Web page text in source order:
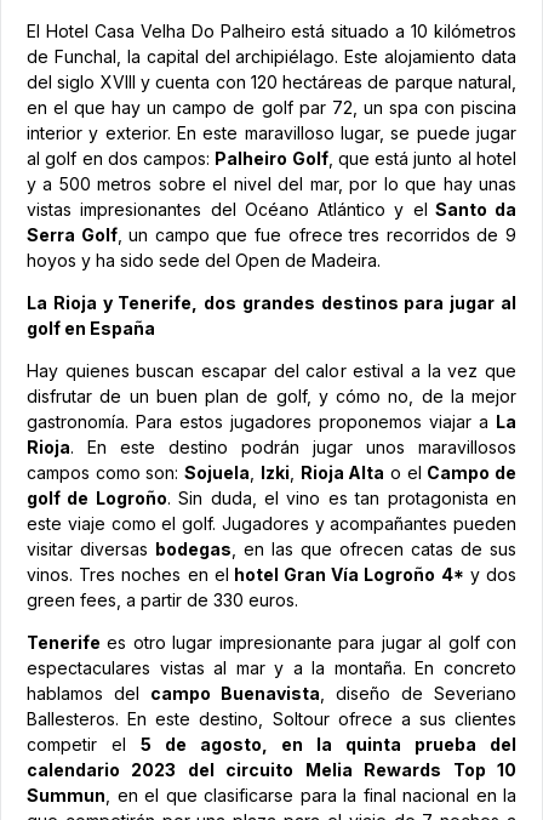
El Hotel Casa Velha Do Palheiro está situado a 10 kilómetros
de Funchal, la capital del archipiélago. Este alojamiento data
del siglo XVIII y cuenta con 120 hectáreas de parque natural,
en el que hay un campo de golf par 72, un spa con piscina
interior y exterior. En este maravilloso lugar, se puede jugar
al golf en dos campos: Palheiro Golf, que está junto al hotel
y a 500 metros sobre el nivel del mar, por lo que hay unas
vistas impresionantes del Océano Atlántico y el Santo da
Serra Golf, un campo que fue ofrece tres recorridos de 9
hoyos y ha sido sede del Open de Madeira.
La Rioja y Tenerife, dos grandes destinos para jugar al
golf en España
Hay quienes buscan escapar del calor estival a la vez que
disfrutar de un buen plan de golf, y cómo no, de la mejor
gastronomía. Para estos jugadores proponemos viajar a La
Rioja. En este destino podrán jugar unos maravillosos
campos como son:Sojuela Izki Rioja Alta o el Campo de
golf de Logroño. Sin duda, el vino es tan protagonista en
este viaje como el golf. Jugadores y acompañantes pueden
visitar diversas bodegas , en las que ofrecen catas de sus
vinos. Tres noches en el hotel Gran Vía Logroño 4* y dos
green fees, a partir de 330 euros.
Tenerife es otro lugar impresionante para jugar al golf con
espectaculares vistas al mar y a la montaña. En concreto
hablamos del campo Buenavista , diseño de Severiano
Ballesteros. En este destino, Soltour ofrece a sus clientes
competir el 5 de agosto, en la quinta prueba del
calendario 2023 del circuito Melia Rewards Top 10
Summun , en el que clasificarse para la final nacional en la